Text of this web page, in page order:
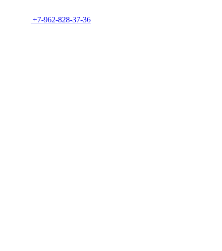
+7-962-828-37-36